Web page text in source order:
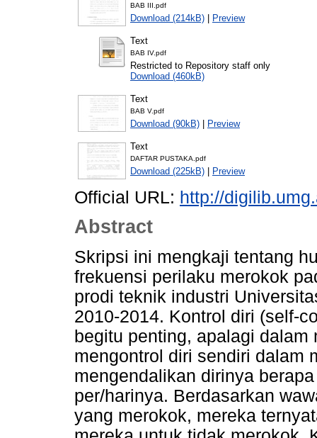
BAB III.pdf
Download (214kB) | Preview
Text
BAB IV.pdf
Restricted to Repository staff only
Download (460kB)
Text
BAB V.pdf
Download (90kB) | Preview
Text
DAFTAR PUSTAKA.pdf
Download (225kB) | Preview
Official URL: http://
Abstract
Skripsi ini mengkaji tentang
frekuensi perilaku merokok
prodi teknik industri
2010-2014. Kontrol diri (self-
begitu penting, apalagi
mengontrol diri sendiri dalam
mengendalikan dirinya
per/harinya. Berdasarkan
yang merokok, mereka